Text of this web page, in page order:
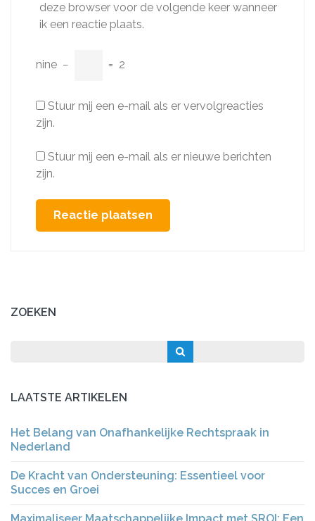
deze browser voor de volgende keer wanneer
ik een reactie plaats.
nine − = 2
Stuur mij een e-mail als er vervolgreacties
zijn.
Stuur mij een e-mail als er nieuwe berichten
zijn.
ZOEKEN
LAATSTE ARTIKELEN
Het Belang van Onafhankelijke Rechtspraak in
Nederland
De Kracht van Ondersteuning: Essentieel voor
Succes en Groei